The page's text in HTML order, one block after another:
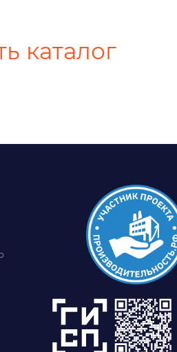
каталог